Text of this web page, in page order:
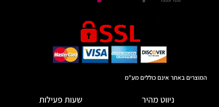
המוצרים באתר אינם כוללים מע"מ
ניווט מהיר שעות פעילות